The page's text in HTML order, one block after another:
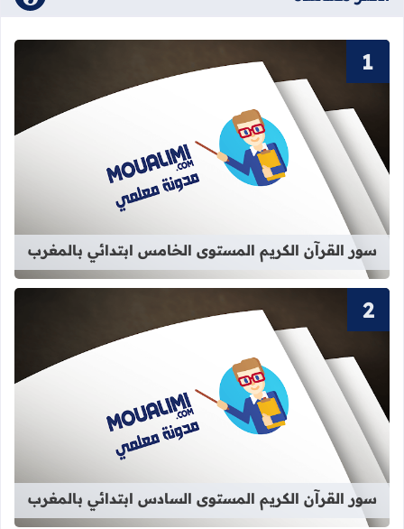
قراءة المزيد عن سور القرآن
سور القرآن الكريم المستوى الخامس ابتدائي بالمغرب
قراءة المزيد عن سور القرآن
سور القرآن الكريم المستوى السادس ابتدائي بالمغرب